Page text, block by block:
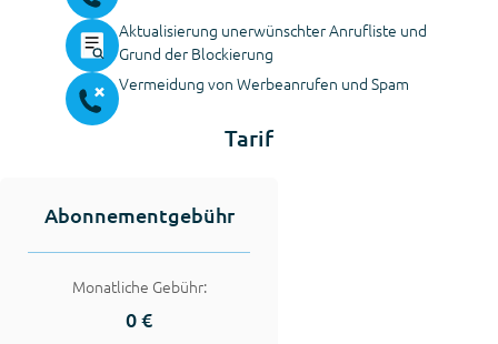
Aktualisierung unerwünschter Anrufliste und
Grund der Blockierung
Vermeidung von Werbeanrufen und Spam
Tarif
Abonnementgebühr
Monatliche Gebühr:
0 €